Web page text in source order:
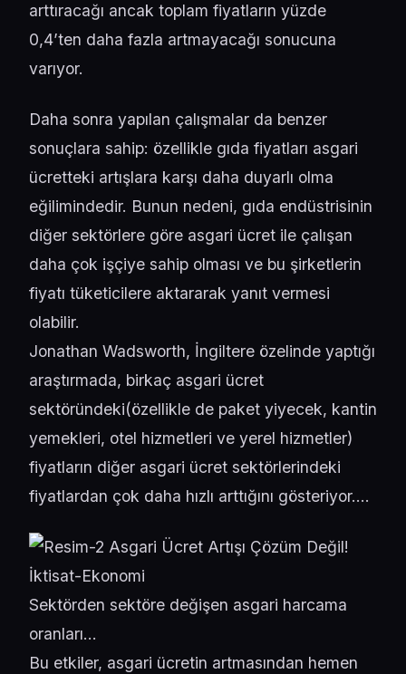
arttıracağı ancak toplam fiyatların yüzde
0,4’ten daha fazla artmayacağı sonucuna
varıyor.
Daha sonra yapılan çalışmalar da benzer
sonuçlara sahip: özellikle gıda fiyatları asgari
ücretteki artışlara karşı daha duyarlı olma
eğilimindedir. Bunun nedeni, gıda endüstrisinin
diğer sektörlere göre asgari ücret ile çalışan
daha çok işçiye sahip olması ve bu şirketlerin
fiyatı tüketicilere aktararak yanıt vermesi
olabilir.
Jonathan Wadsworth, İngiltere özelinde yaptığı
araştırmada, birkaç asgari ücret
sektöründeki(özellikle de paket yiyecek, kantin
yemekleri, otel hizmetleri ve yerel hizmetler)
fiyatların diğer asgari ücret sektörlerindeki
fiyatlardan çok daha hızlı arttığını gösteriyor….
Sektörden sektöre değişen asgari harcama
oranları…
Bu etkiler, asgari ücretin artmasından hemen